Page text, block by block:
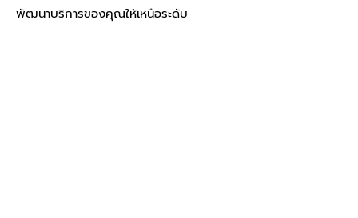
พัฒนาบริการของคุณให้เหนือระดับ